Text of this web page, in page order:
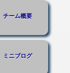
チーム概要
ミニブログ